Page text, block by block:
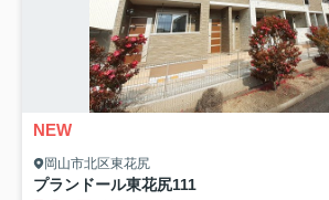
NEW
岡山市北区東花尻
プランドール東花尻111